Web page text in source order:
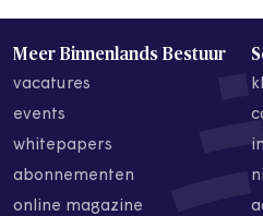
Meer Binnenlands Bestuur
vacatures
events
whitepapers
abonnementen
online magazine